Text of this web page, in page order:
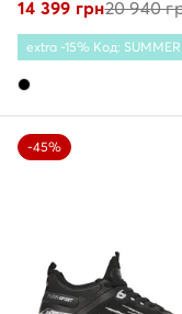
14 399 грн20 940
extra -15% Код: SUMMER
-45%